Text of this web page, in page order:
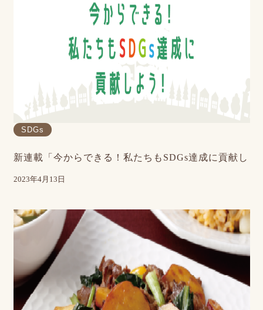
SDGs
新連載「今からできる！私たちもSDGs達成に貢献し
2023年4月13日